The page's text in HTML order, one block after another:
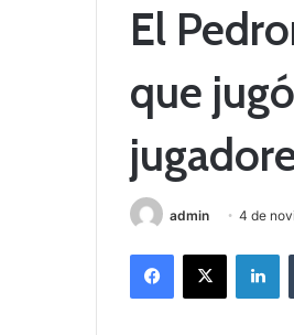
El
que
admin 4 de